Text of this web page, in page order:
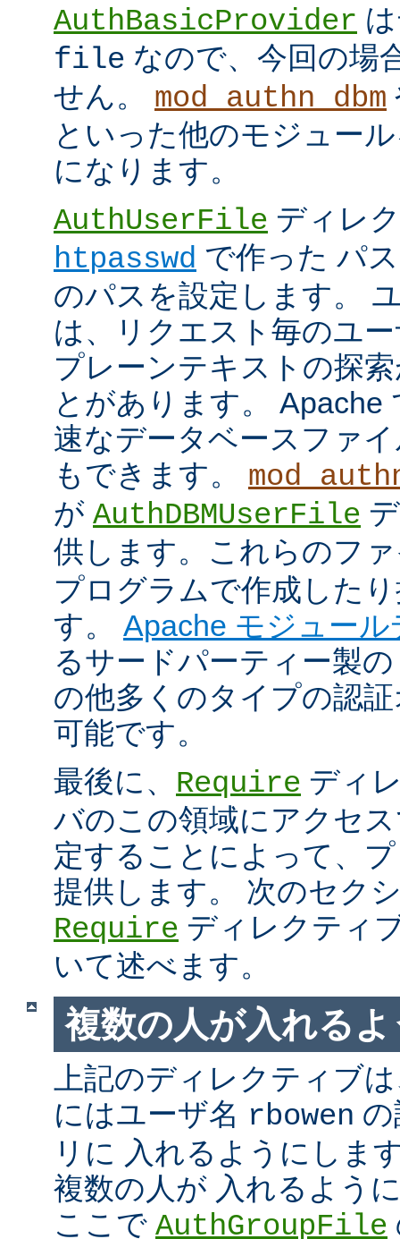
AuthBasicProvider
file なので、今回の場
せん。 mod_authn_dbm
といった他のモジュー
になります。
AuthUserFile ディレ
htpasswd で作った パ
のパスを設定します。
は、リクエスト毎のユ
プレーンテキストの探
とがあります。 Apache
速なデータベースファ
もできます。
が AuthDBMUserFile
供します。これらのフ
プログラムで作成した
す。 Apache モジュー
るサードパーティー製
の他多くのタイプの認
可能です。
最後に、 Require ディ
バのこの領域にアクセ
定することによって、
提供します。 次のセク
Require ディレクティ
いて述べます。
複数の人が入れる
上記のディレクティブ
にはユーザ名 rbowen
リに 入れるようにしま
複数の人が 入れるよう
ここで AuthGroupFile